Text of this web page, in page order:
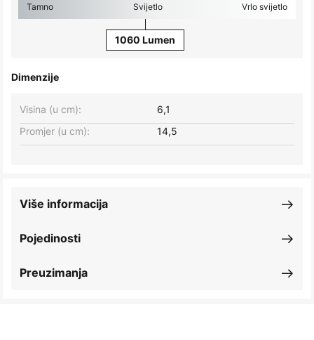
Tamno Svijetlo Vrlo svijetlo
1060 Lumen
Dimenzije
Visina (u cm):
6,1
Promjer (u cm):
14,5
Pojedinosti
Više informacija
Preuzimanja